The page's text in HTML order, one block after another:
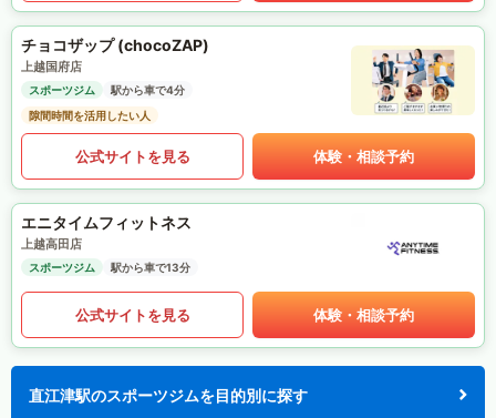
チョコザップ (chocoZAP)
上越国府店
スポーツジム
駅から車で4分
隙間時間を活用したい人
公式サイトを見る 体験・相談予約
エニタイムフィットネス
上越高田店
スポーツジム 駅から車で13分
公式サイトを見る 体験・相談予約
直江津駅のスポーツジムを目的別に探す